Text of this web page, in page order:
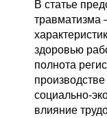
В статье
травматизма
здоровью
полнота
социально-
влияние